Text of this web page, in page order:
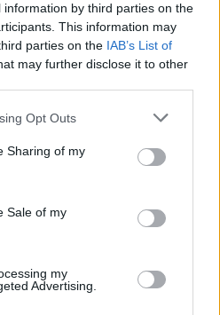
by third parties on the
This information may
parties on the IAB’s List of
may further disclose it to other
Opt Outs
Sharing of my
Sale of my
my
Advertising.
τον εγκέφαλό μας
του ΟΦΗ είναι... 2 μηνών!
Χανίων παρουσιάζει τις